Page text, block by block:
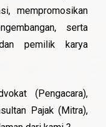
mempromosikan
serta
pemilik karya
(Pengacara),
Pajak (Mitra),